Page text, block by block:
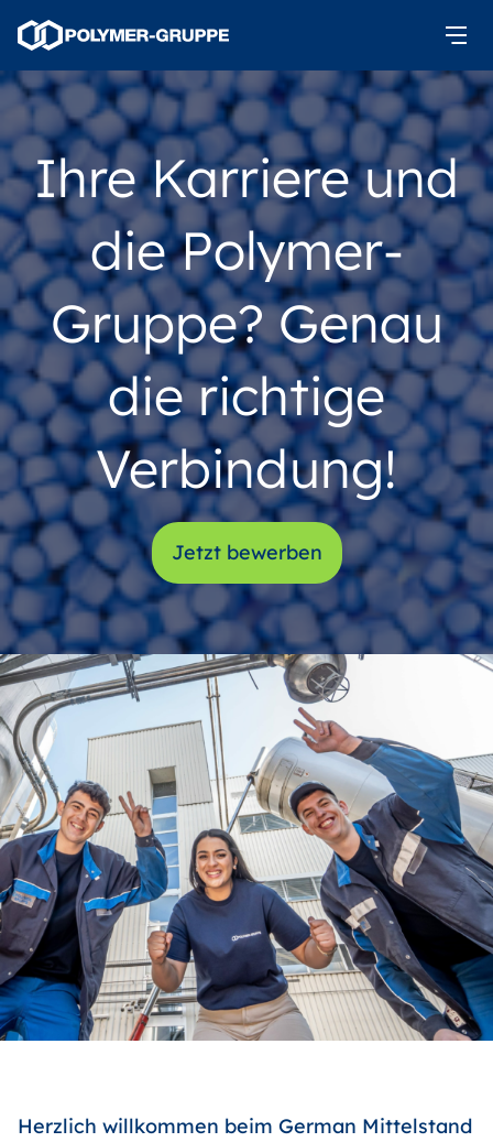
Ihre Karriere und
die Polymer-
Gruppe? Genau
die richtige
Verbindung!
Jetzt bewerben
Herzlich willkommen beim German Mittelstand